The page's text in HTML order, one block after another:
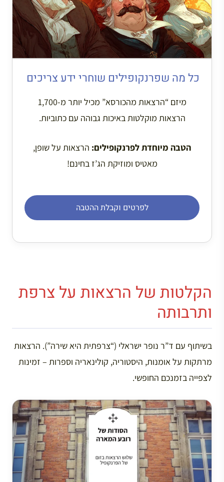
כל מה שפרנקופילים שוחרי ידע צריכים
מיזם “הרצאות מהכורסא” מכיל יותר מ-1,700
הרצאות מוקלטות באיכות גבוהה עם כתוביות.
הטבה מיוחדת לפרנקופילים: הרצאות על שופן,
מאטיס ומוזיקת הג’ז בחינם!
לפרטים וקבלת ההטבה
הקלטות של הרצאות על צרפת
ותרבותה
בשיתוף עם ד”ר נופר ישראלי (“צרפתית היא שירה”). הרצאות
מרתקות על אומנות, היסטוריה, קולינאריה וספרות – זמינות
לצפייה בזמנכם החופשי.